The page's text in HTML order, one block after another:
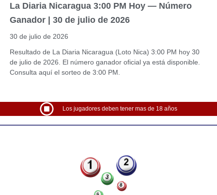
La Diaria Nicaragua 3:00 PM Hoy — Número
Ganador | 30 de julio de 2026
30 de julio de 2026
Resultado de La Diaria Nicaragua (Loto Nica) 3:00 PM hoy 30
de julio de 2026. El número ganador oficial ya está disponible.
Consulta aquí el sorteo de 3:00 PM.
Los jugadores deben tener mas de 18 años